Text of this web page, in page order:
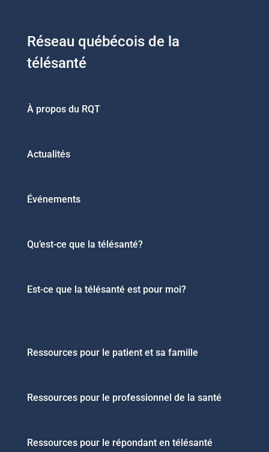
Réseau québécois de la
télésanté
À propos du RQT
Actualités
Événements
Qu’est-ce que la télésanté?
Est-ce que la télésanté est pour moi?
Ressources pour le patient et sa famille
Ressources pour le professionnel de la santé
Ressources pour le répondant en télésanté